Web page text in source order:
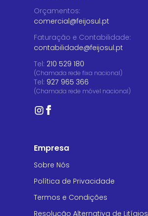
Orçamentos:
comercial@feijosul.pt
Faturação e Contabilidade:
contabilidade@feijosul.pt
Tel: 210 529 180
(Chamada rede fixa nacional)
Tel: 927 965 366
(Chamada rede móvel nacional)
Empresa
Sobre Nós
Política de Privacidade
Termos e Condições
Resolução Alternativa de Litígios